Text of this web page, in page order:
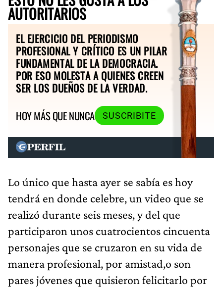
AUTORITARIOS
EL EJERCICIO DEL PERIODISMO
PROFESIONAL Y CRÍTICO ES UN PILAR
FUNDAMENTAL DE LA DEMOCRACIA.
POR ESO MOLESTA A QUIENES CREEN
SER LOS DUEÑOS DE LA VERDAD.
HOY MÁS QUE NUNCA
SUSCRIBITE
Lo único que hasta ayer se sabía es hoy
tendrá en donde celebre, un video que se
realizó durante seis meses, y del que
participaron unos cuatrocientos cincuenta
personajes que se cruzaron en su vida de
manera profesional, por amistad,o son
pares jóvenes que quisieron felicitarlo por